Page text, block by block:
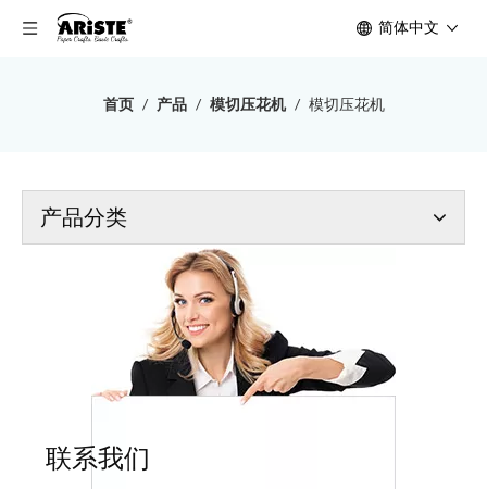
简体中文
首页 / 产品 / 模切压花机 / 模切压花机
产品分类
联系我们